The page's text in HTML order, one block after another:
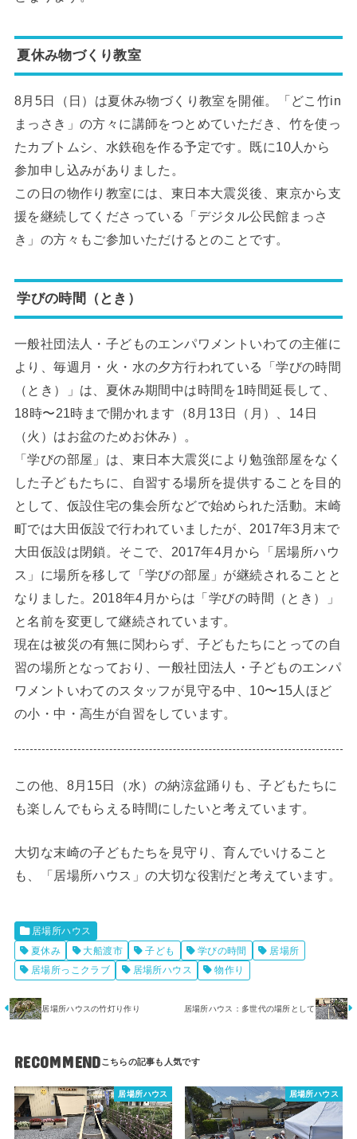
夏休み物づくり教室
8月5日（日）は夏休み物づくり教室を開催。「どこ竹in
まっさき」の方々に講師をつとめていただき、竹を使っ
たカブトムシ、水鉄砲を作る予定です。既に10人から
参加申し込みがありました。
この日の物作り教室には、東日本大震災後、東京から支
援を継続してくださっている「デジタル公民館まっさ
き」の方々もご参加いただけるとのことです。
学びの時間（とき）
一般社団法人・子どものエンパワメントいわての主催に
より、毎週月・火・水の夕方行われている「学びの時間
（とき）」は、夏休み期間中は時間を1時間延長して、
18時〜21時まで開かれます（8月13日（月）、14日
（火）はお盆のためお休み）。
「学びの部屋」は、東日本大震災により勉強部屋をなく
した子どもたちに、自習する場所を提供することを目的
として、仮設住宅の集会所などで始められた活動。末崎
町では大田仮設で行われていましたが、2017年3月末で
大田仮設は閉鎖。そこで、2017年4月から「居場所ハウ
ス」に場所を移して「学びの部屋」が継続されることと
なりました。2018年4月からは「学びの時間（とき）」
と名前を変更して継続されています。
現在は被災の有無に関わらず、子どもたちにとっての自
習の場所となっており、一般社団法人・子どものエンパ
ワメントいわてのスタッフが見守る中、10〜15人ほど
の小・中・高生が自習をしています。
この他、8月15日（水）の納涼盆踊りも、子どもたちに
も楽しんでもらえる時間にしたいと考えています。
大切な末崎の子どもたちを見守り、育んでいけること
も、「居場所ハウス」の大切な役割だと考えています。
居場所ハウス
夏休み
大船渡市 子ども 学びの時間
居場所
居場所っこクラブ
居場所ハウス 物作り
居場所ハウスの竹灯り作り 居場所ハウス：多世代の場所として
RECOMMEND
居場所ハウス 居場所ハウス